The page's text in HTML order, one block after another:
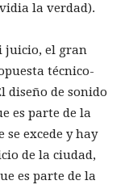
la verdad).
juicio, el gran
técnico-
diseño de sonido
es parte de la
excede y hay
de la ciudad,
es parte de la